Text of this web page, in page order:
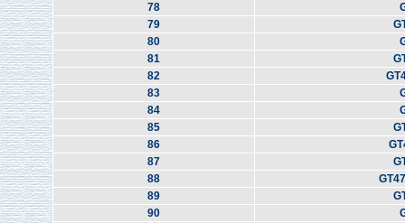
78
79
80
81
82
83
84
85
86
87
88
89
90